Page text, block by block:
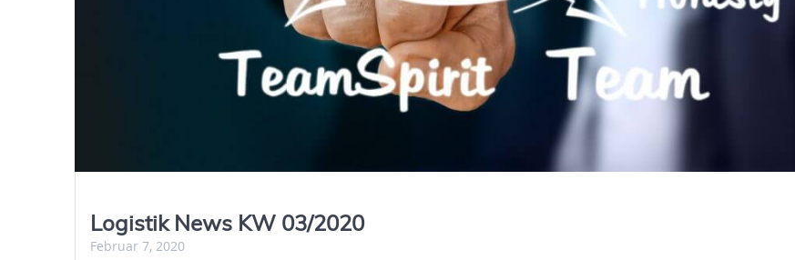
Logistik News KW 03/2020
Februar 7, 2020